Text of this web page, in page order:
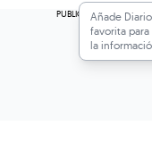
Añade
favorita
la